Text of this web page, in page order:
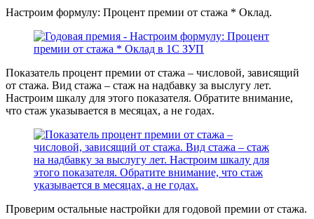
Настроим формулу: Процент премии от стажа * Оклад.
Показатель процент премии от стажа – числовой, зависящий
от стажа. Вид стажа – стаж на надбавку за выслугу лет.
Настроим шкалу для этого показателя. Обратите внимание,
что стаж указывается в месяцах, а не годах.
Проверим остальные настройки для годовой премии от стажа.